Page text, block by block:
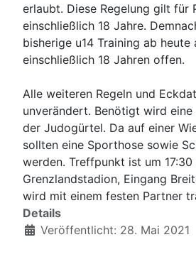
erlaubt. Diese Regelung gilt für
einschließlich 18 Jahre.
bisherige u14 Training ab
einschließlich 18 Jahren offen.
Alle weiteren Regeln und
unverändert. Benötigt wird
der Judogürtel. Da auf einer
sollten eine Sporthose sowie
werden. Treffpunkt ist um 17:30
Grenzlandstadion, Eingang
wird mit einem festen Partner
Details
Veröffentlicht: 28. Mai 2021